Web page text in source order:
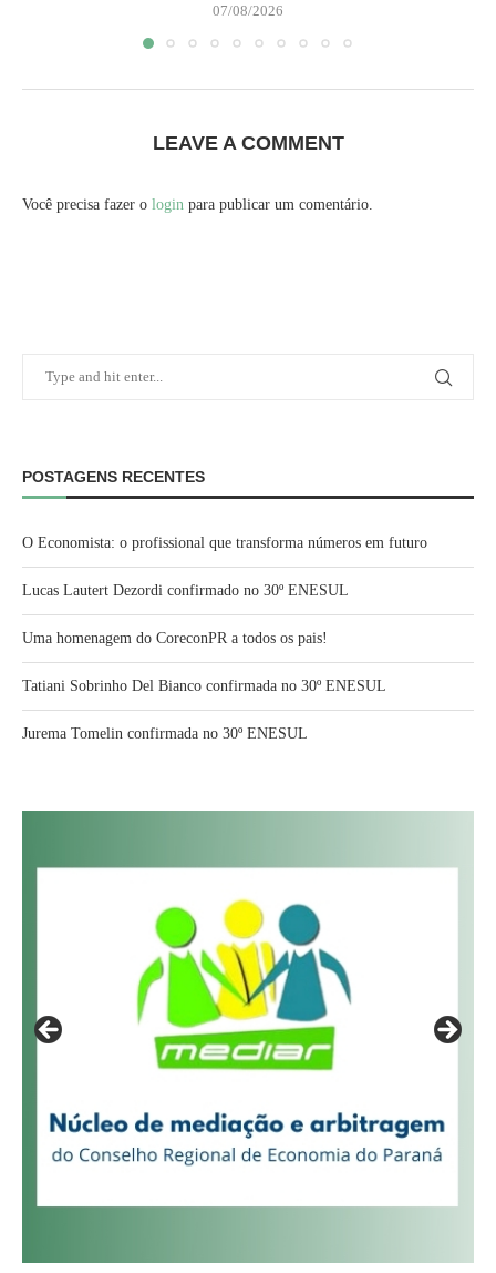
07/08/2026
LEAVE A COMMENT
Você precisa fazer o login para publicar um comentário.
POSTAGENS RECENTES
O Economista: o profissional que transforma números em futuro
Lucas Lautert Dezordi confirmado no 30º ENESUL
Uma homenagem do CoreconPR a todos os pais!
Tatiani Sobrinho Del Bianco confirmada no 30º ENESUL
Jurema Tomelin confirmada no 30º ENESUL